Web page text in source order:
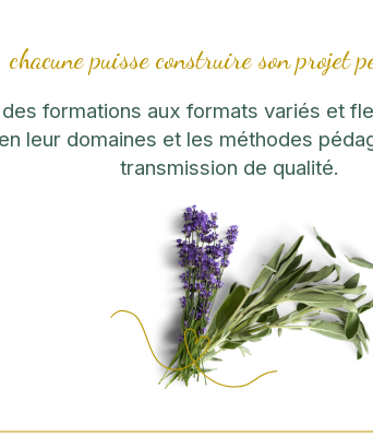
puisse construire son projet
formations aux formats variés et
leur domaines et les méthodes
transmission de qualité.